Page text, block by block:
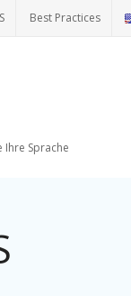
Best Practices
Ihre Sprache